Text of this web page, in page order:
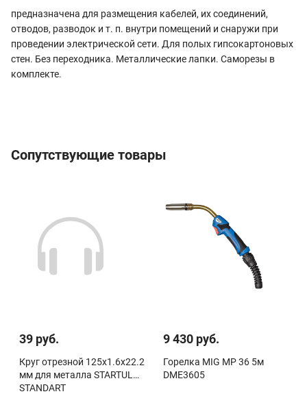
предназначена для размещения кабелей, их соединений,
отводов, разводок и т. п. внутри помещений и снаружи при
проведении электрической сети. Для полых гипсокартоновых
стен. Без переходника. Металлические лапки. Саморезы в
комплекте.
Сопутствующие товары
39 руб.
Круг отрезной 125х1.6x22.2
мм для металла STARTUL
STANDART
9 430 руб.
Горелка MIG MP 36 5м
DME3605